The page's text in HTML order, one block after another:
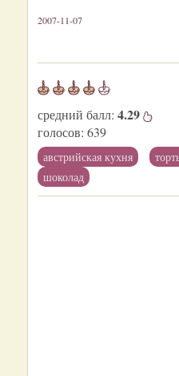
2007-11-07
средний балл: 4.29
голосов: 639
австрийская кухня
шоколад